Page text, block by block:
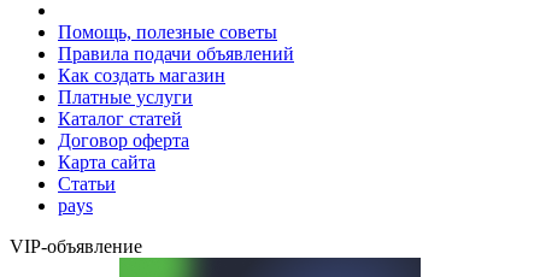
Помощь, полезные советы
Правила подачи объявлений
Как создать магазин
Платные услуги
Каталог статей
Договор оферта
Карта сайта
Статьи
pays
VIP-объявление